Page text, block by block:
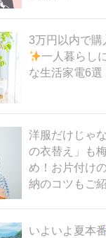
3万円以内で購
一人暮らし
な生活家電6選
洋服だけじゃ
の衣替え」も
め！お片付け
納のコツもご
いよいよ夏本番